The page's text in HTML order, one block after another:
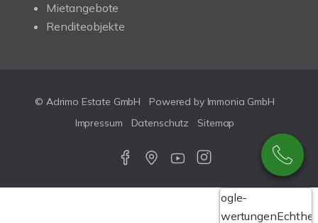
Mietangebote
Renditeobjekte
© Adrimo Estate GmbH
Powered by Immonia GmbH
Impressum
Datenschutz Sitemap
Google-
Bewertungen